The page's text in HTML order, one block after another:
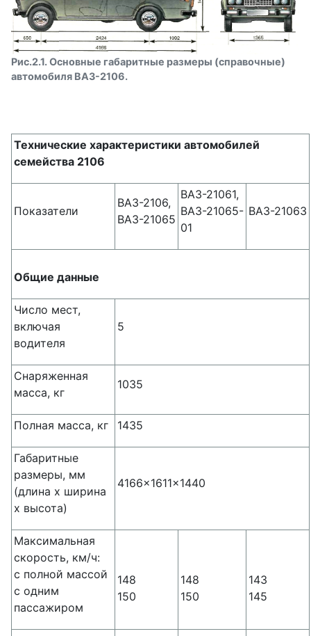
Рис.2.1. Основные габаритные размеры (справочные)
автомобиля ВАЗ-2106.
Технические характеристики автомобилей
семейства 2106
Показатели
ВАЗ-2106,
ВАЗ-21065
ВАЗ-21061,
ВАЗ-21065-
01
ВАЗ-21063
Общие данные
Число мест,
включая
водителя
5
Снаряженная
масса, кг
1035
Полная масса, кг 1435
Габаритные
размеры, мм
(длина х ширина
х высота)
4166x1611x1440
Максимальная
скорость, км/ч:
с полной массой
с одним
пассажиром
148
150
148
150
143
145